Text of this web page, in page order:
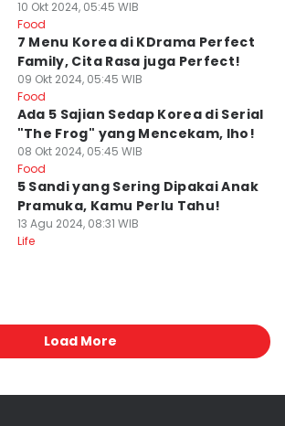
10 Okt 2024, 05:45 WIB
Food
7 Menu Korea di KDrama Perfect
Family, Cita Rasa juga Perfect!
09 Okt 2024, 05:45 WIB
Food
Ada 5 Sajian Sedap Korea di Serial
"The Frog" yang Mencekam, lho!
08 Okt 2024, 05:45 WIB
Food
5 Sandi yang Sering Dipakai Anak
Pramuka, Kamu Perlu Tahu!
13 Agu 2024, 08:31 WIB
Life
Load More